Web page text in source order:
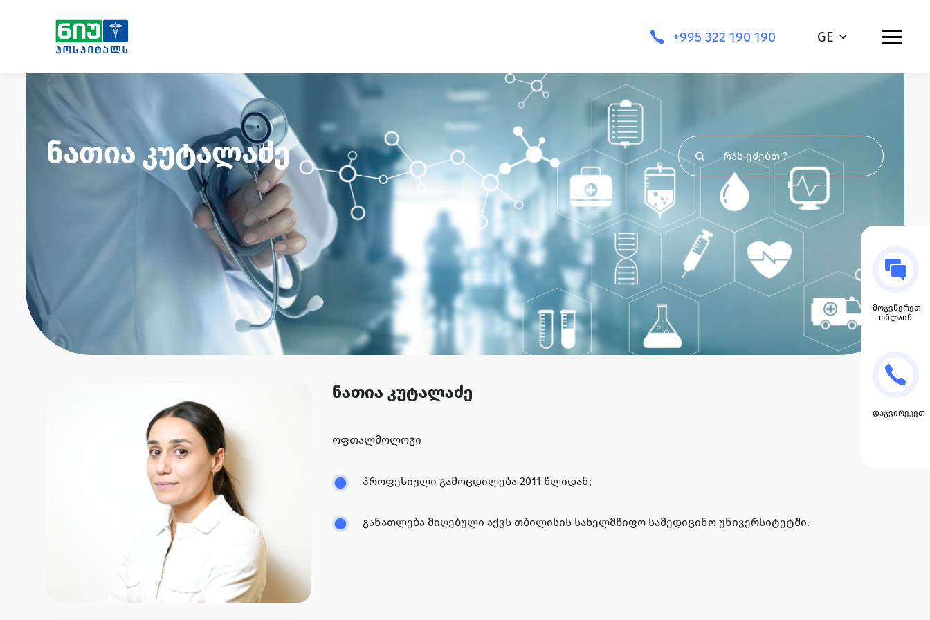
+995 322 190 190 GE
მოგვწერეთ
ონლაინ
დაგვირეკეთ
ნათია კუტალაძე
ნათია კუტალაძე
ოფთალმოლოგი
პროფესიული გამოცდილება 2011 წლიდან;
განათლება მიღებული აქვს თბილისის სახელმწიფო სამედიცინო უნივერსიტეტში.